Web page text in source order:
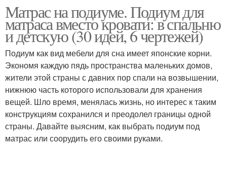
Матрас на подиуме. Подиум для
матраса вместо кровати: в спальню
и детскую (30 идей, 6 чертежей)
Подиум как вид мебели для сна имеет японские корни.
Экономя каждую пядь пространства маленьких домов,
жители этой страны с давних пор спали на возвышении,
нижнюю часть которого использовали для хранения
вещей. Шло время, менялась жизнь, но интерес к таким
конструкциям сохранился и преодолел границы одной
страны. Давайте выясним, как выбрать подиум под
матрас или соорудить его своими руками.